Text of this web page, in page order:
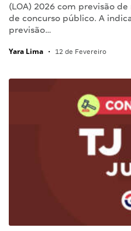
(LOA) 2026 com previsão
de concurso público. A
previsão…
Yara Lima • 12 de Fevereiro